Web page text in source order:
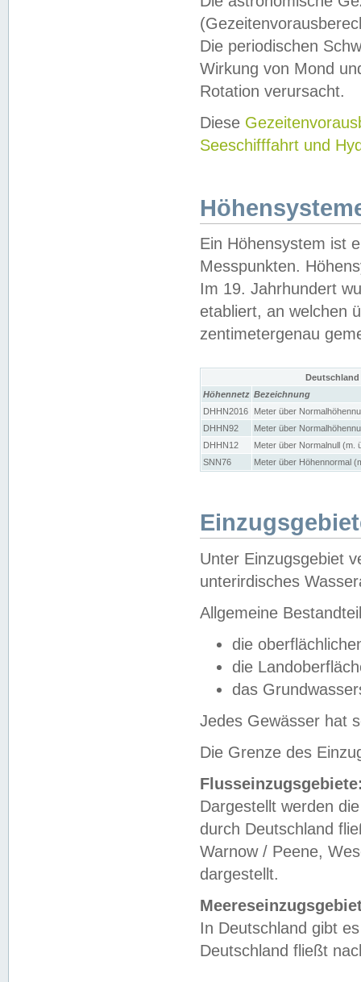
Die periodischen
Wirkung von Mond
Rotation verursacht.
Diese
Seeschifffahrt und
Ein Höhensystem ist
Messpunkten.
Im 19. Jahrhundert
etabliert, an welchen
zentimetergenau
Höhennetz Bezeichnung
DHHN2016
Meter über
DHHN92
Meter über
DHHN12
Meter über Normalnull (m.
SNN76
Meter über Höhennormal
Unter Einzugsgebiet
unterirdisches
Allgemeine
die
die
das
Jedes Gewässer hat
Die Grenze des
Dargestellt werden
durch Deutschland
Warnow / Peene,
dargestellt.
In Deutschland gibt
Deutschland fließt